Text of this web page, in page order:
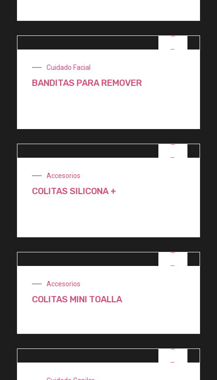
OFERTA
Cuidado Facial
BANDITAS PARA REMOVER
OFERTA
Accesorios
COLITAS SILICONA +
OFERTA
Accesorios
COLITAS MINI TOALLA
OFERTA